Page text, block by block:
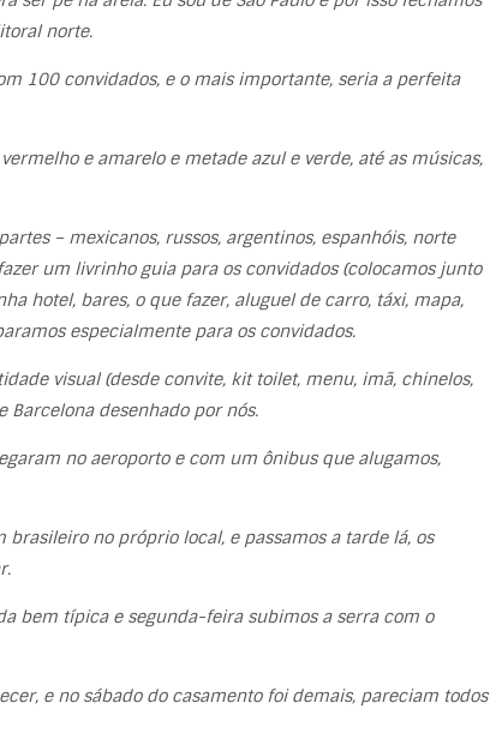
norte.
100 convidados, e o mais importante, seria a perfeita
e amarelo e metade azul e verde, até as músicas,
– mexicanos, russos, argentinos, espanhóis, norte
um livrinho guia para os convidados (colocamos junto
hotel, bares, o que fazer, aluguel de carro, táxi, mapa,
especialmente para os convidados.
visual (desde convite, kit toilet, menu, imã, chinelos,
Barcelona desenhado por nós.
no aeroporto e com um ônibus que alugamos,
no próprio local, e passamos a tarde lá, os
bem típica e segunda-feira subimos a serra com o
e no sábado do casamento foi demais, pareciam todos